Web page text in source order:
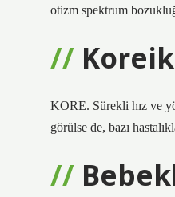
otizm spektrum
KORE. Sürekli hız ve
görülse de, bazı